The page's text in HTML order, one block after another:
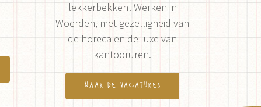
lekkerbekken! Werken in
Woerden, met gezelligheid van
de horeca en de luxe van
kantooruren.
naar de vacatures